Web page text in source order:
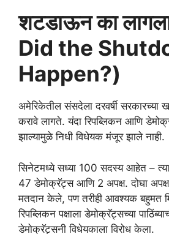
शटडाऊन का
Did the
Happen?)
अमेरिकेतील संसदेला दरवर्षी सरकारच्या
करावे लागते. यंदा रिपब्लिकन आणि
झाल्यामुळे निधी विधेयक मंजूर झाले नाही.
सिनेटमध्ये सध्या 100 सदस्य आहेत –
47 डेमोक्रॅट्स आणि 2 अपक्ष. दोघा
मतदान केले, पण तरीही आवश्यक बहुमत
रिपब्लिकन पक्षाला डेमोक्रॅट्सच्या
डेमोक्रॅट्सनी विधेयकाला विरोध केला.